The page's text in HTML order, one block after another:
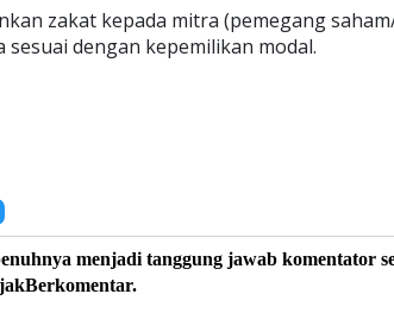
zakat kepada mitra (pemegang
sesuai dengan kepemilikan modal.
menjadi tanggung jawab komentator